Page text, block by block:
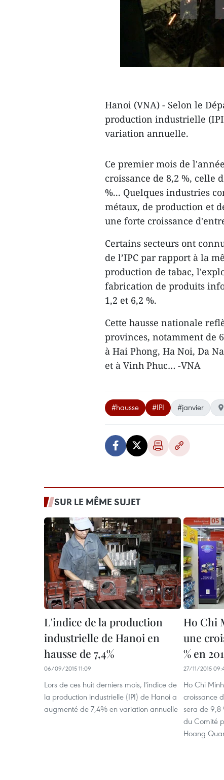
Hanoi (VNA) - Selon le
production industrielle
variation annuelle.
Ce premier mois de
croissance de 8,2 %,
%... Quelques industries
métaux, de production et
une forte croissance
Certains secteurs ont
de l’IPC par rapport à la
production de tabac,
fabrication de produits
1,2 et 6,2 %.
Cette hausse nationale
provinces, notamment de
à Hai Phong, Ha Noi, Da
et à Vinh Phuc… -VNA
#hausse #IPI #janvier
SUR LE MÊME SUJET
L'indice de la production
industrielle de Hanoi en
hausse de 7,4%
06/09/2015 11:09
Lors de ces huit derniers mois, l'indice de
la production industrielle (IPI) de Hanoi a
augmenté de 7,4% en ​variation annuelle
Ho Chi
une
% en
27/11/2015
Ho Chi
croissance
sera de 9,8
du Comité
Hoang